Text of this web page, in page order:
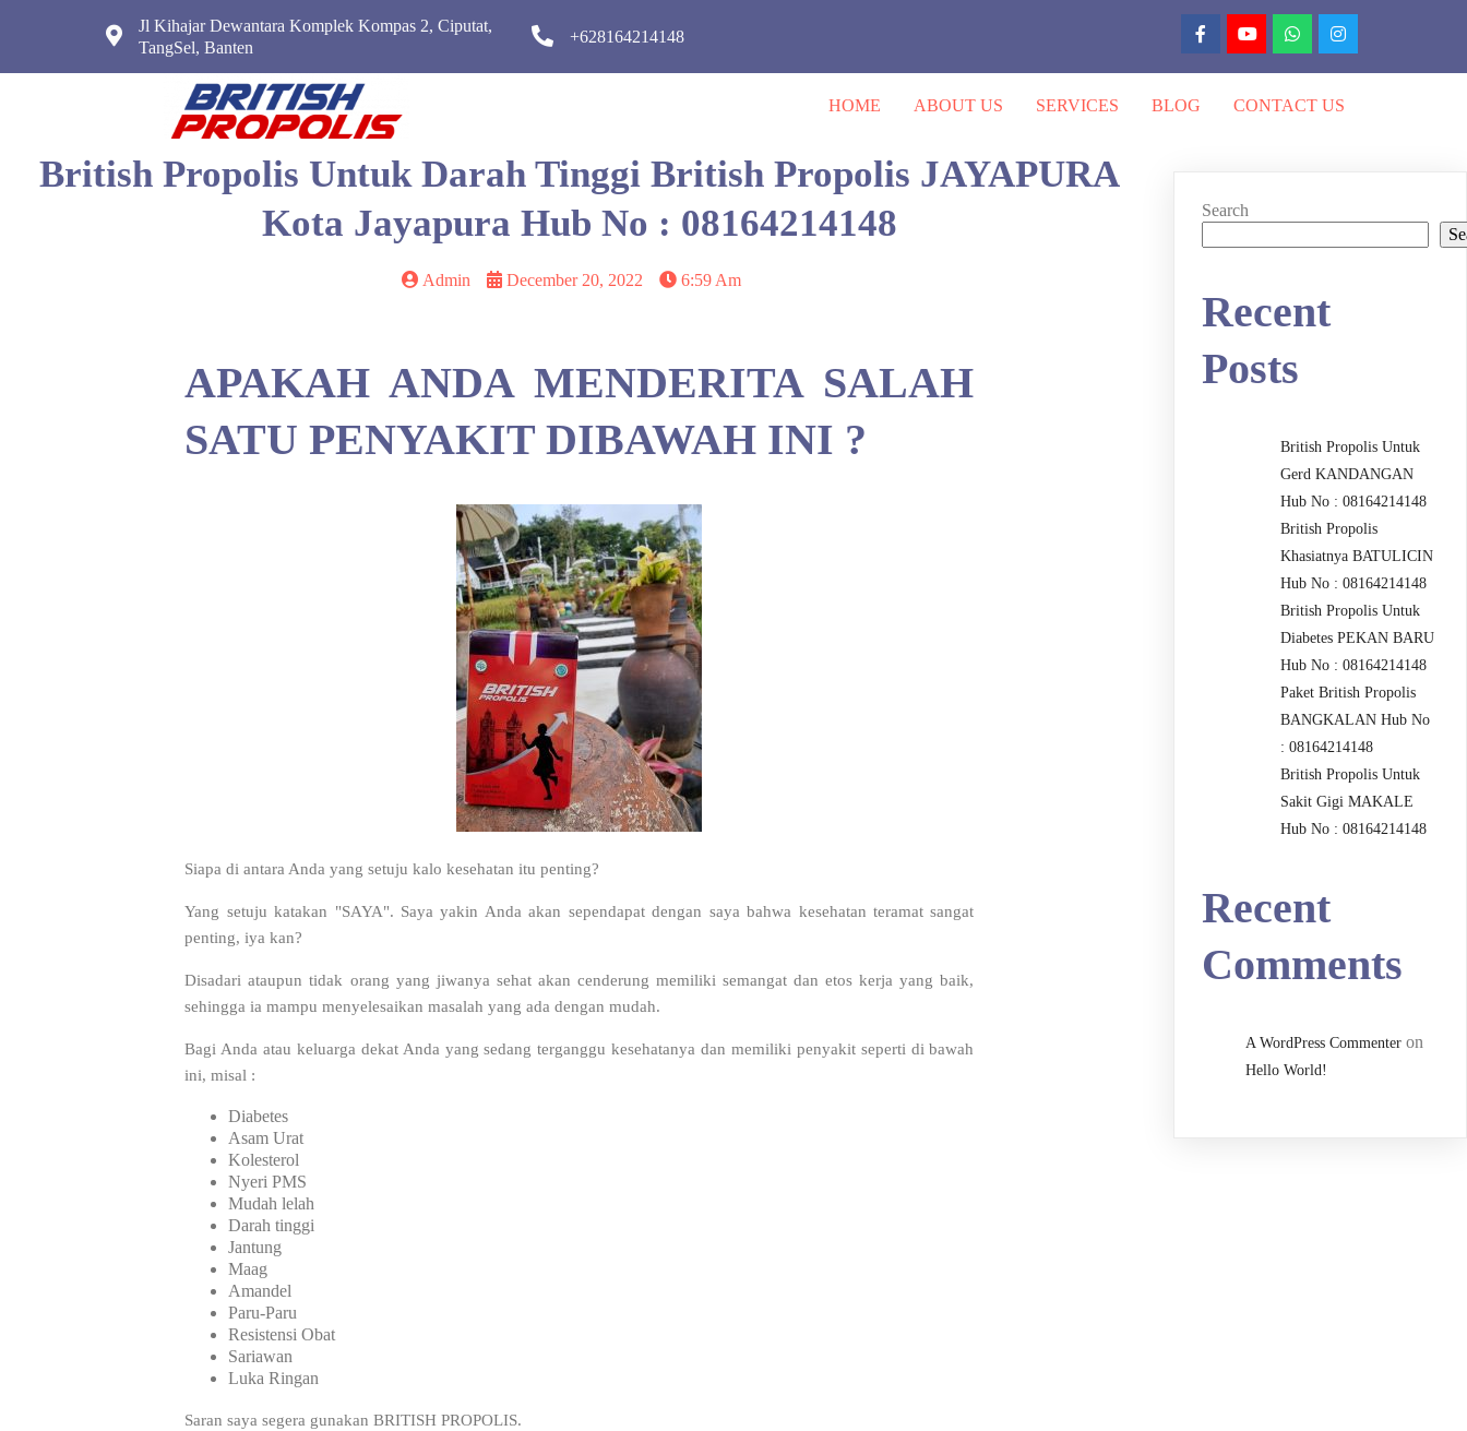
Jl Kihajar Dewantara Komplek Kompas 2, Ciputat,
TangSel, Banten
+628164214148
HOME ABOUT US SERVICES BLOG CONTACT US
British Propolis Untuk Darah Tinggi British Propolis JAYAPURA
Kota Jayapura Hub No : 08164214148
Admin December 20, 2022 6:59 Am
APAKAH ANDA MENDERITA SALAH
SATU PENYAKIT DIBAWAH INI ?
Siapa di antara Anda yang setuju kalo kesehatan itu penting?
Yang setuju katakan "SAYA". Saya yakin Anda akan sependapat dengan saya bahwa kesehatan teramat sangat
penting, iya kan?
Disadari ataupun tidak orang yang jiwanya sehat akan cenderung memiliki semangat dan etos kerja yang baik,
sehingga ia mampu menyelesaikan masalah yang ada dengan mudah.
Bagi Anda atau keluarga dekat Anda yang sedang terganggu kesehatanya dan memiliki penyakit seperti di bawah
ini, misal :
Diabetes
Asam Urat
Kolesterol
Nyeri PMS
Mudah lelah
Darah tinggi
Jantung
Maag
Amandel
Paru-Paru
Resistensi Obat
Sariawan
Luka Ringan
Saran saya segera gunakan BRITISH PROPOLIS.
Search
Recent
Posts
British Propolis Untuk
Gerd KANDANGAN
Hub No : 08164214148
British Propolis
Khasiatnya BATULICIN
Hub No : 08164214148
British Propolis Untuk
Diabetes PEKAN BARU
Hub No : 08164214148
Paket British Propolis
BANGKALAN Hub No
: 08164214148
British Propolis Untuk
Sakit Gigi MAKALE
Hub No : 08164214148
Recent
Comments
A WordPress Commenter on
Hello World!